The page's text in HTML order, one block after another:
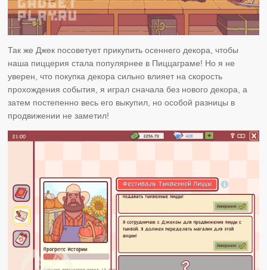
Так же Джек посоветует прикупить осеннего декора, чтобы
наша пиццерия стала популярнее в Пиццаграме! Но я не
уверен, что покупка декора сильно влияет на скорость
прохождения события, я играл сначала без нового декора, а
затем постепенно весь его выкупил, но особой разницы в
продвижении не заметил!